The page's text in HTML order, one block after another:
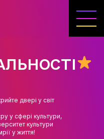
ІСТОРІЯ КАФЕДРИ
двері у світ
у сфері культури,
культури
у життя!